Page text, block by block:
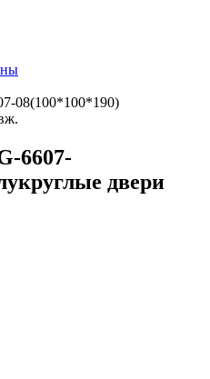
08(100*100*190)
6607-
двери